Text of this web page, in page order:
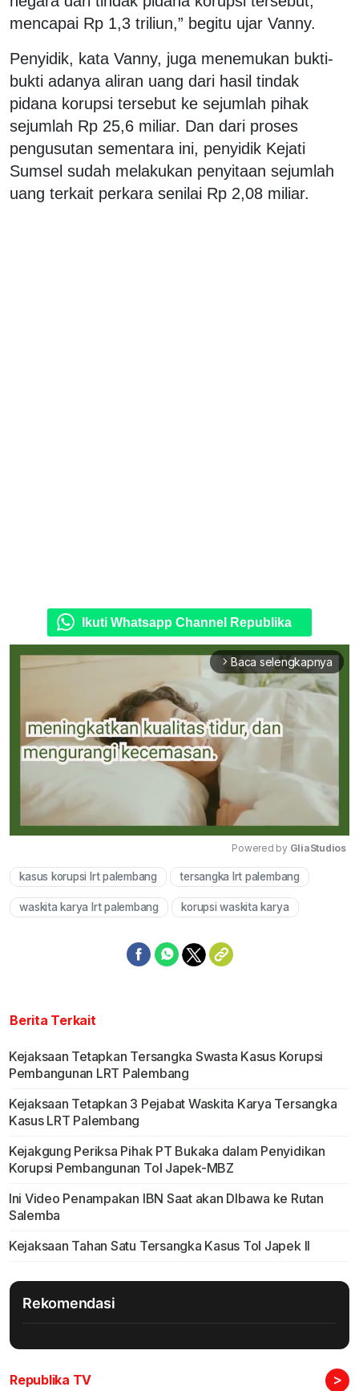
mencapai Rp 1,3 triliun,” begitu ujar Vanny.
Penyidik, kata Vanny, juga menemukan bukti-
bukti adanya aliran uang dari hasil tindak
pidana korupsi tersebut ke sejumlah pihak
sejumlah Rp 25,6 miliar. Dan dari proses
pengusutan sementara ini, penyidik Kejati
Sumsel sudah melakukan penyitaan sejumlah
uang terkait perkara senilai Rp 2,08 miliar.
Ikuti Whatsapp Channel Republika
arrow_forward_ios Baca selengkapnya
Mute
Powered by GliaStudios
kasus korupsi lrt palembang tersangka lrt palembang
waskita karya lrt palembang korupsi waskita karya
Berita Terkait
Kejaksaan Tetapkan Tersangka Swasta Kasus Korupsi
Pembangunan LRT Palembang
Kejaksaan Tetapkan 3 Pejabat Waskita Karya Tersangka
Kasus LRT Palembang
Kejakgung Periksa Pihak PT Bukaka dalam Penyidikan
Korupsi Pembangunan Tol Japek-MBZ
Ini Video Penampakan IBN Saat akan DIbawa ke Rutan
Salemba
Kejaksaan Tahan Satu Tersangka Kasus Tol Japek II
Rekomendasi
Republika TV >